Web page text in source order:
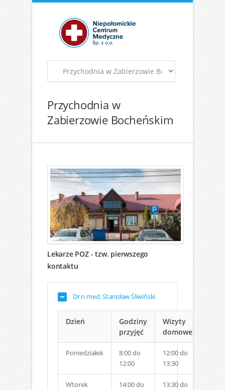
Przychodnia w
Zabierzowie Bocheńskim
Lekarze POZ - tzw. pierwszego
kontaktu
Dr n.med. Stanisław Śliwiński
Dzień
Godziny
przyjęć
Wizyty
domowe
Poniedziałek
8:00 do
12:00
12:00 do
13:30
Wtorek
14:00 do
13:30 do